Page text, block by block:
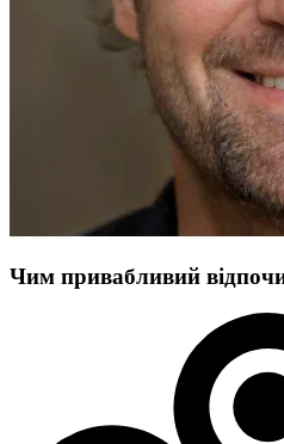
Чим привабливий